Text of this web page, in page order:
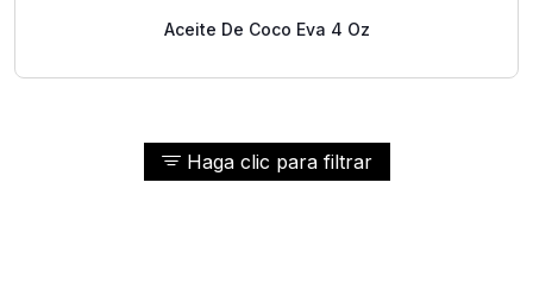
Haga clic para filtrar
Aceite De Coco Eva 4 Oz